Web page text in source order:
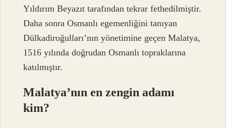
Yıldırım Beyazıt tarafından tekrar fethedilmiştir.
Daha sonra Osmanlı egemenliğini tanıyan
Dülkadiroğulları’nın yönetimine geçen Malatya,
1516 yılında doğrudan Osmanlı topraklarına
katılmıştır.
Malatya’nın en zengin adamı
kim?